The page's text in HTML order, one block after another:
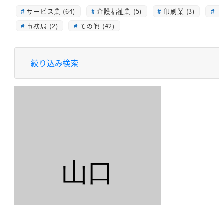
サービス業 (64) 介護福祉業 (5) 印刷業 (3)
事務局 (2)
その他 (42)
絞り込み検索
山口